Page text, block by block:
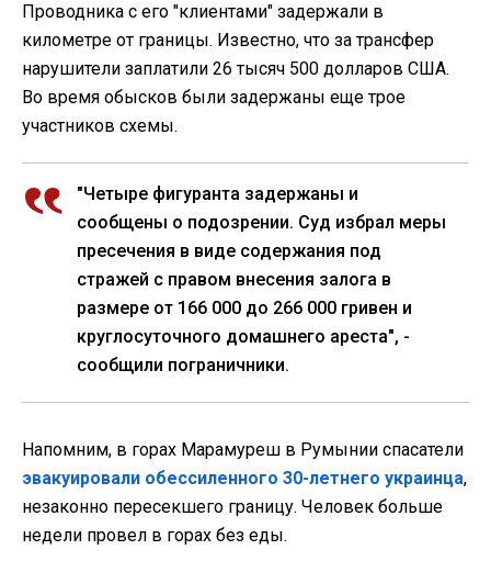
Проводника с его "клиентами" задержали в
километре от границы. Известно, что за трансфер
нарушители заплатили 26 тысяч 500 долларов США.
Во время обысков были задержаны еще трое
участников схемы.
"Четыре фигуранта задержаны и
сообщены о подозрении. Суд избрал меры
пресечения в виде содержания под
стражей с правом внесения залога в
размере от 166 000 до 266 000 гривен и
круглосуточного домашнего ареста", -
сообщили пограничники.
Напомним, в горах Марамуреш в Румынии спасатели
эвакуировали обессиленного 30-летнего украинца,
незаконно пересекшего границу. Человек больше
недели провел в горах без еды.